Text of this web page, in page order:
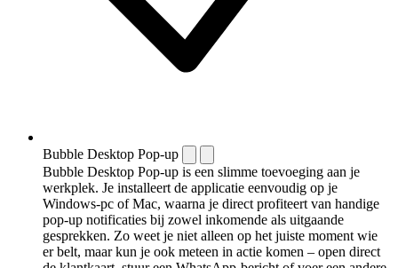
Bubble Desktop Pop-up
Bubble Desktop Pop-up is een slimme toevoeging aan je
werkplek. Je installeert de applicatie eenvoudig op je
Windows-pc of Mac, waarna je direct profiteert van handige
pop-up notificaties bij zowel inkomende als uitgaande
gesprekken. Zo weet je niet alleen op het juiste moment wie
er belt, maar kun je ook meteen in actie komen – open direct